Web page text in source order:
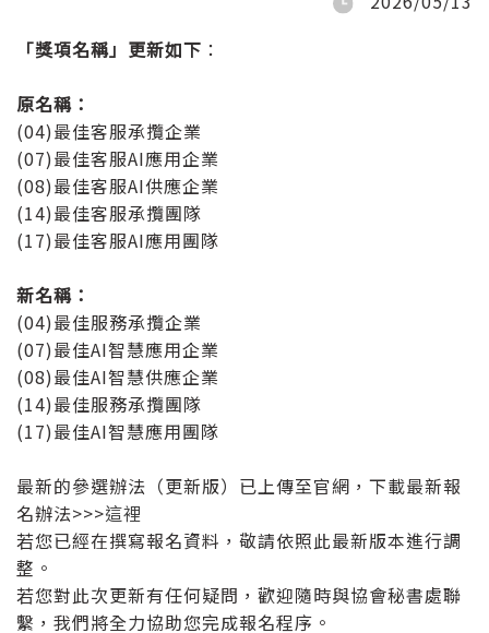
「獎項名稱」更新如下 ：
原名稱：
(04)最佳客服承攬企業
(07)最佳客服AI應用企業
(08)最佳客服AI供應企業
(14)最佳客服承攬團隊
(17)最佳客服AI應用團隊
新名稱：
(04)最佳服務承攬企業
(07)最佳AI智慧應用企業
(08)最佳AI智慧供應企業
(14)最佳服務承攬團隊
(17)最佳AI智慧應用團隊
最新的參選辦法（更新版）已上傳至官網，下載最新報
名辦法>>>這裡
若您已經在撰寫報名資料，敬請依照此最新版本進行調
整。
若您對此次更新有任何疑問，歡迎隨時與協會秘書處聯
繫，我們將全力協助您完成報名程序。